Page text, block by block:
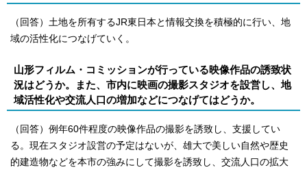
（回答）土地を所有するJR東日本と情報交換を積極的に行い、地
域の活性化につなげていく。
山形フィルム・コミッションが行っている映像作品の誘致状
況はどうか。また、市内に映画の撮影スタジオを設営し、地
域活性化や交流人口の増加などにつなげてはどうか。
（回答）例年60件程度の映像作品の撮影を誘致し、支援してい
る。現在スタジオ設営の予定はないが、雄大で美しい自然や歴史
的建造物などを本市の強みにして撮影を誘致し、交流人口の拡大